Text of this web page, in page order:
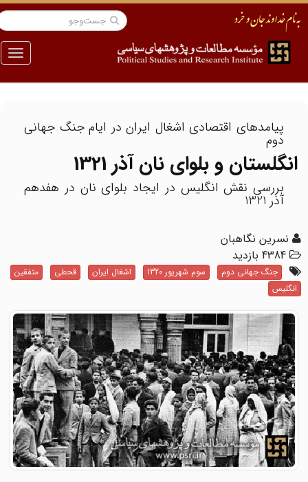
منو
پيامدهای اقتصادی اشغال ايران در ایام جنگ جهانی
دوم
انگلستان و بلوای نان آذر 1321
بررسی نقش انگلیس در ایجاد بلوای نان در هفدهم
آذر 1321
نسرین نگاهبان
4384 بازدید
جنگ جهانی دوم سوم شهریور 1320 اشغال ایران قحطی
متفقین
انگلیس